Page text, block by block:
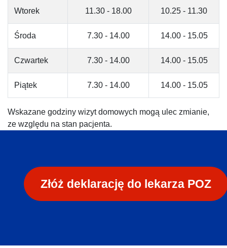
Wtorek 11.30 - 18.00 10.25 - 11.30
Środa 7.30 - 14.00 14.00 - 15.05
Czwartek 7.30 - 14.00 14.00 - 15.05
Piątek 7.30 - 14.00 14.00 - 15.05
Wskazane godziny wizyt domowych mogą ulec zmianie,
ze względu na stan pacjenta.
Złóż deklarację do lekarza POZ